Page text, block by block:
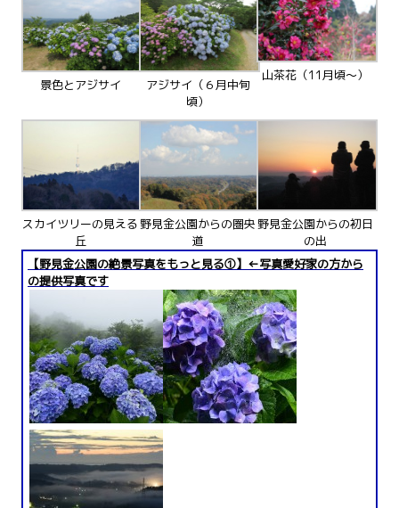
景色とアジサイ
アジサイ（６月中旬
頃）
山茶花（11月頃～）
スカイツリーの見える
丘
野見金公園からの圏央
道
野見金公園からの初日
の出
【野見金公園の絶景写真をもっと見る①】←写真愛好家の方から
の提供写真です